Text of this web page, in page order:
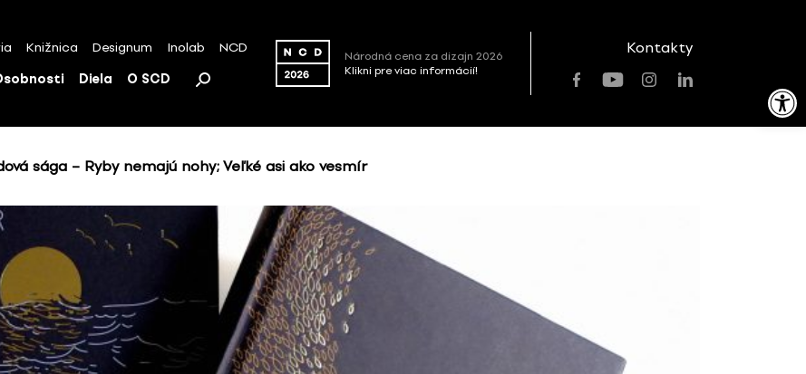
Open toolbar
Knižnica Designum Inolab NCD
Diela O SCD
Národná cena za dizajn 2026
Klikni pre viac informácií!
Kontakty
sága – Ryby nemajú nohy; Veľké asi ako vesmír